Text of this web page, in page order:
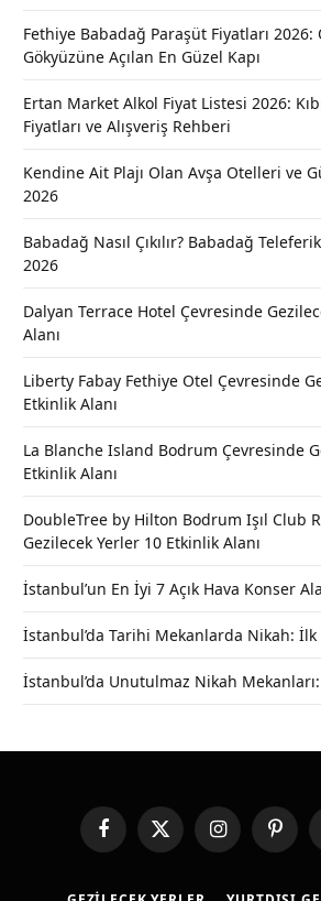
Fethiye Babadağ Paraşüt Fiyatları 2026:
Gökyüzüne Açılan En Güzel Kapı
Ertan Market Alkol Fiyat Listesi 2026:
Fiyatları ve Alışveriş Rehberi
Kendine Ait Plajı Olan Avşa Otelleri ve
2026
Babadağ Nasıl Çıkılır? Babadağ
2026
Dalyan Terrace Hotel Çevresinde
Alanı
Liberty Fabay Fethiye Otel Çevresinde
Etkinlik Alanı
La Blanche Island Bodrum Çevresinde
Etkinlik Alanı
DoubleTree by Hilton Bodrum Işıl Club
Gezilecek Yerler 10 Etkinlik Alanı
İstanbul’un En İyi 7 Açık Hava Konser
İstanbul’da Tarihi Mekanlarda Nikah: İlk
İstanbul’da Unutulmaz Nikah
FacebookX
(Twitter)
Instagram